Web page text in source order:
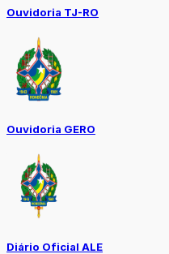
Ouvidoria TJ-RO
Ouvidoria GERO
Diário Oficial ALE